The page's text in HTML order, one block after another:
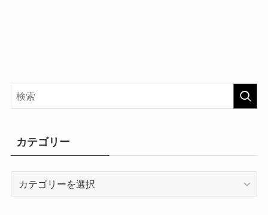
カテゴリー